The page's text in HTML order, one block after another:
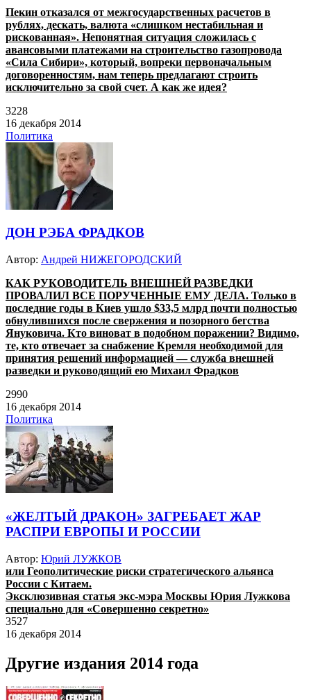
Пекин отказался от межгосударственных расчетов в
рублях, дескать, валюта «слишком нестабильная и
рискованная». Непонятная ситуация сложилась с
авансовыми платежами на строительство газопровода
«Сила Сибири», который, вопреки первоначальным
договоренностям, нам теперь предлагают строить
исключительно за свой счет. А как же идея?
3228
16 декабря 2014
Политика
ДОН РЭБА ФРАДКОВ
Автор: Андрей НИЖЕГОРОДСКИЙ
КАК РУКОВОДИТЕЛЬ ВНЕШНЕЙ РАЗВЕДКИ
ПРОВАЛИЛ ВСЕ ПОРУЧЕННЫЕ ЕМУ ДЕЛА. Только в
последние годы в Киев ушло $33,5 млрд почти полностью
обнулившихся после свержения и позорного бегства
Януковича. Кто виноват в подобном поражении? Видимо,
те, кто отвечает за снабжение Кремля необходимой для
принятия решений информацией — служба внешней
разведки и руководящий ею Михаил Фрадков
2990
16 декабря 2014
Политика
«ЖЕЛТЫЙ ДРАКОН» ЗАГРЕБАЕТ ЖАР
РАСПРИ ЕВРОПЫ И РОССИИ
Автор: Юрий ЛУЖКОВ
или Геополитические риски стратегического альянса
России с Китаем.
Эксклюзивная статья экс-мэра Москвы Юрия Лужкова
специально для «Совершенно секретно»
3527
16 декабря 2014
Другие издания 2014 года